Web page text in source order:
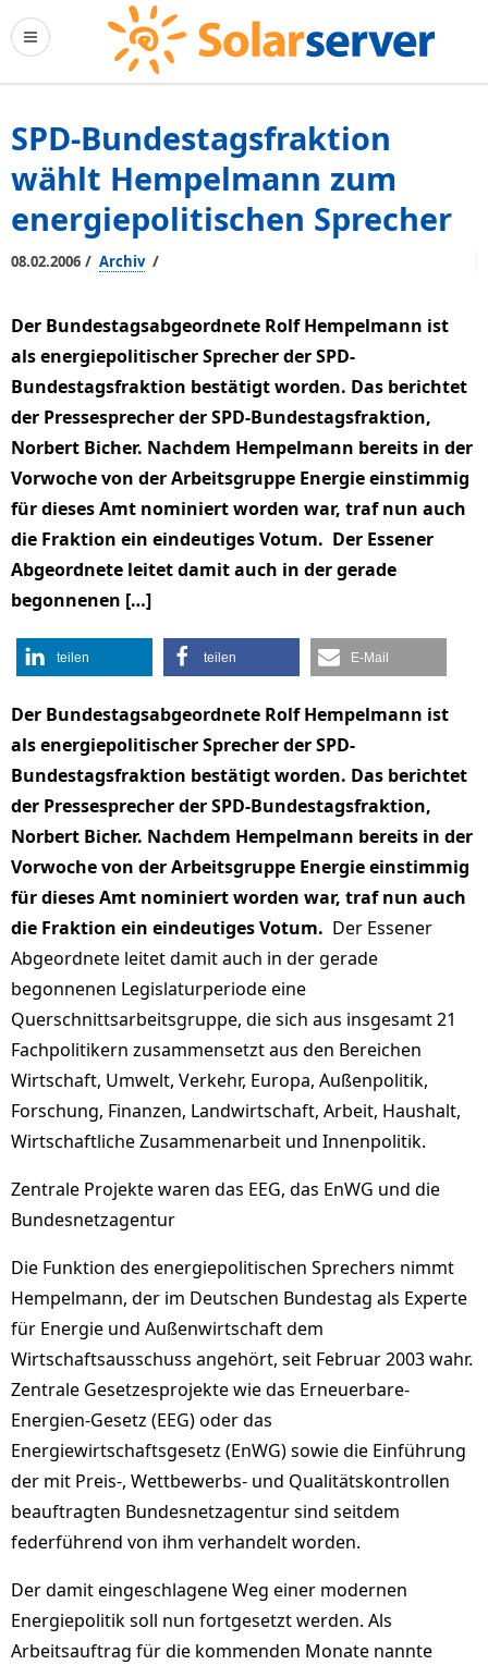
SPD-Bundestagsfraktion
wählt Hempelmann zum
energiepolitischen Sprecher
08.02.2006 / Archiv /
Der Bundestagsabgeordnete Rolf Hempelmann ist
als energiepolitischer Sprecher der SPD-
Bundestagsfraktion bestätigt worden. Das berichtet
der Pressesprecher der SPD-Bundestagsfraktion,
Norbert Bicher. Nachdem Hempelmann bereits in der
Vorwoche von der Arbeitsgruppe Energie einstimmig
für dieses Amt nominiert worden war, traf nun auch
die Fraktion ein eindeutiges Votum. Der Essener
Abgeordnete leitet damit auch in der gerade
begonnenen […]
teilen teilen E-Mail
Der Bundestagsabgeordnete Rolf Hempelmann ist
als energiepolitischer Sprecher der SPD-
Bundestagsfraktion bestätigt worden. Das berichtet
der Pressesprecher der SPD-Bundestagsfraktion,
Norbert Bicher. Nachdem Hempelmann bereits in der
Vorwoche von der Arbeitsgruppe Energie einstimmig
für dieses Amt nominiert worden war, traf nun auch
die Fraktion ein eindeutiges Votum. Der Essener
Abgeordnete leitet damit auch in der gerade
begonnenen Legislaturperiode eine
Querschnittsarbeitsgruppe, die sich aus insgesamt 21
Fachpolitikern zusammensetzt aus den Bereichen
Wirtschaft, Umwelt, Verkehr, Europa, Außenpolitik,
Forschung, Finanzen, Landwirtschaft, Arbeit, Haushalt,
Wirtschaftliche Zusammenarbeit und Innenpolitik.
Zentrale Projekte waren das EEG, das EnWG und die
Bundesnetzagentur
Die Funktion des energiepolitischen Sprechers nimmt
Hempelmann, der im Deutschen Bundestag als Experte
für Energie und Außenwirtschaft dem
Wirtschaftsausschuss angehört, seit Februar 2003 wahr.
Zentrale Gesetzesprojekte wie das Erneuerbare-
Energien-Gesetz (EEG) oder das
Energiewirtschaftsgesetz (EnWG) sowie die Einführung
der mit Preis-, Wettbewerbs- und Qualitätskontrollen
beauftragten Bundesnetzagentur sind seitdem
federführend von ihm verhandelt worden.
Der damit eingeschlagene Weg einer modernen
Energiepolitik soll nun fortgesetzt werden. Als
Arbeitsauftrag für die kommenden Monate nannte